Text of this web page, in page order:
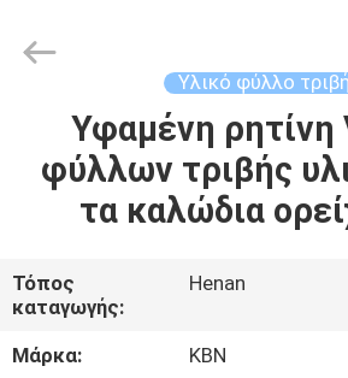
ΣΠΊΤΙ
ΠΡΟΪΌΝΤΑ
ΠΕΡΊΠΟΥ
ΕΜΕΊΣ
Υλικό φύλλο
Υφαμένη ρητίνη
φύλλων τριβής
τα καλώδια
Τόπος
καταγωγής:
Henan
Μάρκα:
KBN